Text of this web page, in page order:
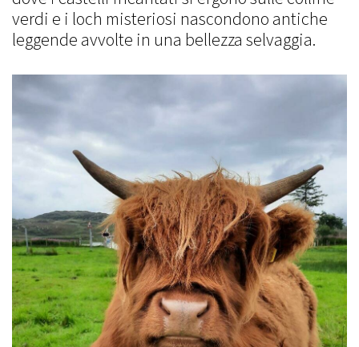
verdi e i loch misteriosi nascondono antiche
leggende avvolte in una bellezza selvaggia.